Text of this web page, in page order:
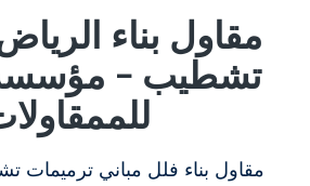
مقاول بناء
تشطيب – مؤسسة
مقاول بناء فلل مباني ترميمات